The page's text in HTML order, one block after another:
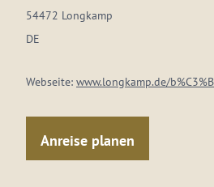
54472 Longkamp
DE
Webseite: www.longkamp.de/
Anreise planen